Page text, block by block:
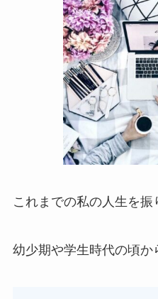
これまでの私の人生を振
幼少期や学生時代の頃か